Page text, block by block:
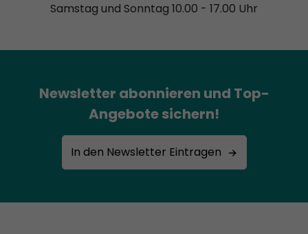
Samstag und Sonntag 10.00 - 17.00 Uhr
Newsletter abonnieren und Top-
Angebote sichern!
In den Newsletter Eintragen